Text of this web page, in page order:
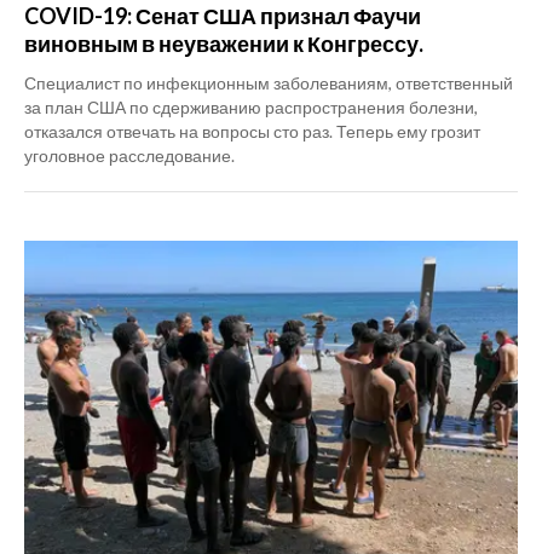
COVID-19: Сенат США признал Фаучи
виновным в неуважении к Конгрессу.
Специалист по инфекционным заболеваниям, ответственный
за план США по сдерживанию распространения болезни,
отказался отвечать на вопросы сто раз. Теперь ему грозит
уголовное расследование.